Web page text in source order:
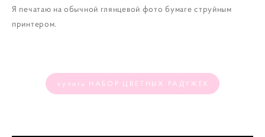
Я печатаю на обычной глянцевой фото бумаге струйным
принтером.
купить НАБОР ЦВЕТНЫХ РАДУЖЕК